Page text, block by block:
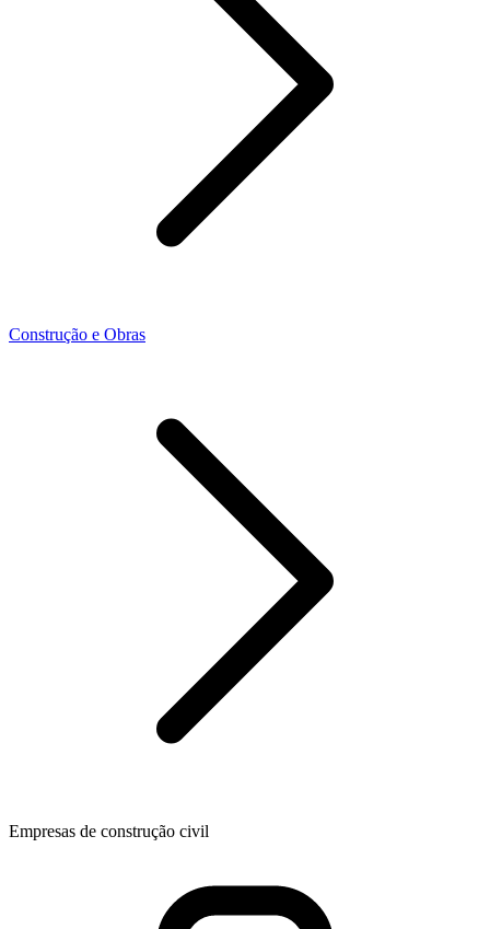
Construção e Obras
Empresas de construção civil